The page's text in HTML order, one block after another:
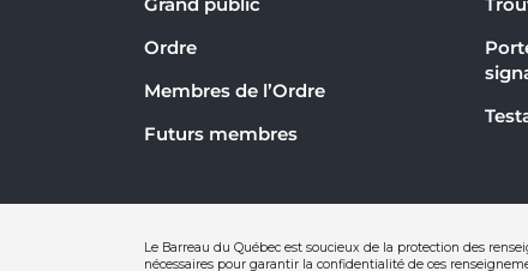
Le Barreau du Québec est soucieux de la protection des
nécessaires pour garantir la confidentialité de ces
Ordre
Membres de l’Ordre
Futurs membres